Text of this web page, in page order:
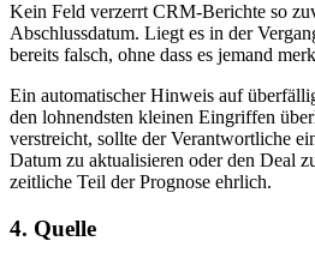
Kein Feld verzerrt CRM-Berichte so
Abschlussdatum. Liegt es in der
bereits falsch, ohne dass es jemand
Ein automatischer Hinweis auf
den lohnendsten kleinen Eingriffen
verstreicht, sollte der Verantwortliche
Datum zu aktualisieren oder den Deal
zeitliche Teil der Prognose ehrlich.
4. Quelle